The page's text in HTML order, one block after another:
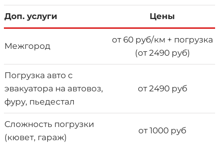
Доп. услуги Цены
Межгород
от 60 руб/км + погрузка
(от 2490 руб)
Погрузка авто с
эвакуатора на автовоз,
фуру, пьедестал
от 2490 руб
Сложность погрузки
(кювет, гараж)
от 1000 руб